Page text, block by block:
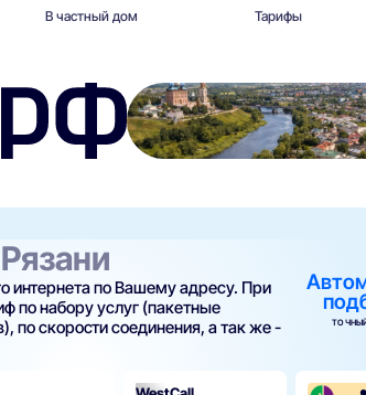
В частный дом Тарифы
интернета по Вашему адресу. При
по набору услуг (пакетные
по скорости соединения, а так же -